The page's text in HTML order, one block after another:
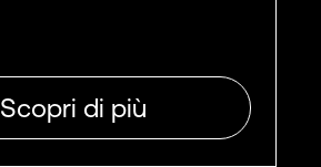
Scopri di più